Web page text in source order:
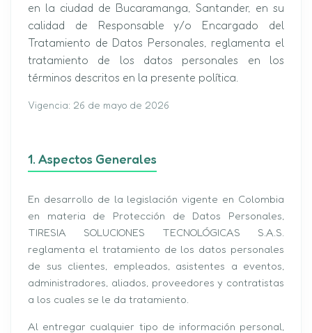
en la ciudad de Bucaramanga, Santander, en su
calidad de Responsable y/o Encargado del
Tratamiento de Datos Personales, reglamenta el
tratamiento de los datos personales en los
términos descritos en la presente política.
Vigencia: 26 de mayo de 2026
1. Aspectos Generales
En desarrollo de la legislación vigente en Colombia
en materia de Protección de Datos Personales,
TIRESIA SOLUCIONES TECNOLÓGICAS S.A.S.
reglamenta el tratamiento de los datos personales
de sus clientes, empleados, asistentes a eventos,
administradores, aliados, proveedores y contratistas
a los cuales se le da tratamiento.
Al entregar cualquier tipo de información personal,